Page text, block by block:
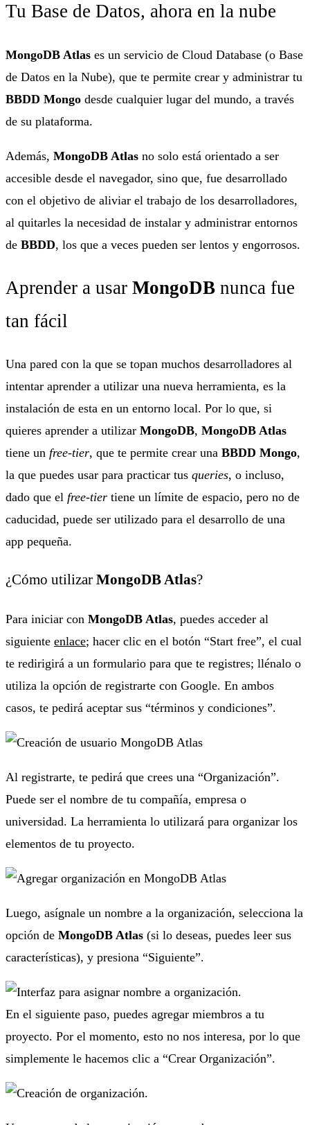
Tu Base de Datos, ahora en la nube
MongoDB Atlas es un servicio de Cloud Database (o Base
de Datos en la Nube), que te permite crear y administrar tu
BBDD Mongo desde cualquier lugar del mundo, a través
de su plataforma.
Además, MongoDB Atlas no solo está orientado a ser
accesible desde el navegador, sino que, fue desarrollado
con el objetivo de aliviar el trabajo de los desarrolladores,
al quitarles la necesidad de instalar y administrar entornos
de BBDD, los que a veces pueden ser lentos y engorrosos.
Aprender a usar MongoDB nunca fue
tan fácil
Una pared con la que se topan muchos desarrolladores al
intentar aprender a utilizar una nueva herramienta, es la
instalación de esta en un entorno local. Por lo que, si
quieres aprender a utilizar MongoDB, MongoDB Atlas
tiene un free-tier, que te permite crear una BBDD Mongo,
la que puedes usar para practicar tus queries, o incluso,
dado que el free-tier tiene un límite de espacio, pero no de
caducidad, puede ser utilizado para el desarrollo de una
app pequeña.
¿Cómo utilizar MongoDB Atlas?
Para iniciar con MongoDB Atlas, puedes acceder al
siguiente enlace; hacer clic en el botón “Start free”, el cual
te redirigirá a un formulario para que te registres; llénalo o
utiliza la opción de registrarte con Google. En ambos
casos, te pedirá aceptar sus “términos y condiciones”.
Al registrarte, te pedirá que crees una “Organización”.
Puede ser el nombre de tu compañía, empresa o
universidad. La herramienta lo utilizará para organizar los
elementos de tu proyecto.
Luego, asígnale un nombre a la organización, selecciona la
opción de MongoDB Atlas (si lo deseas, puedes leer sus
características), y presiona “Siguiente”.
En el siguiente paso, puedes agregar miembros a tu
proyecto. Por el momento, esto no nos interesa, por lo que
simplemente le hacemos clic a “Crear Organización”.